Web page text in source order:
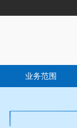
业务范围